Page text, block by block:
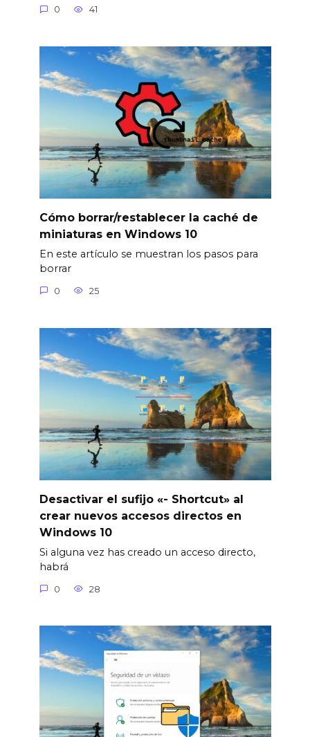
0 41
Cómo borrar/restablecer la caché de
miniaturas en Windows 10
En este artículo se muestran los pasos para
borrar
0 25
Desactivar el sufijo «- Shortcut» al
crear nuevos accesos directos en
Windows 10
Si alguna vez has creado un acceso directo,
habrá
0 28